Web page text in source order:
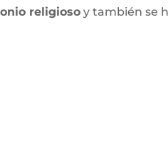
religioso y también se